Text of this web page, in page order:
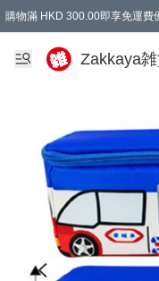
購物滿 HKD 300.00即享免運費
Zakkaya